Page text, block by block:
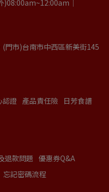
)08:00am~12:00am｜
門市)台南市中西區新美街145
認證 產品責任險 日芳食譜
退款問題 優惠券Q&A
忘記密碼流程